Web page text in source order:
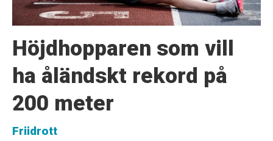
Höjdhopparen som vill
ha åländskt rekord på
200 meter
Friidrott